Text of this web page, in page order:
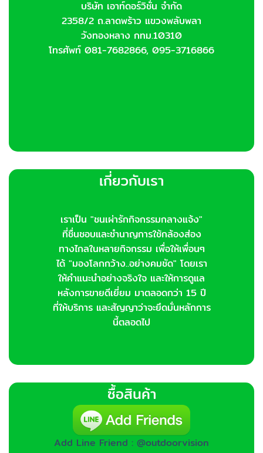
บริษัท เอาท์ดอร์วิชั่น จำกัด
2358/2 ถ.ลาดพร้าว แขวงพลับพลา
วังทองหลาง กทม.10310
โทรศัพท์ 081-7682866, 095-3716866
เกี่ยวกับเรา
เราเป็น "ชนเผ่ารักกิจกรรมกลางแจ้ง"
ที่ชื่นชอบและชำนาญการใช้กล้องส่อง
ทางไกลในหลายกิจกรรม เพื่อให้เพื่อนๆ
ได้ "มองโลกกว้าง..อย่างคมชัด" โดยเรา
ให้คำแนะนำอย่างจริงใจ และให้การดูแล
หลังการขายดีเยี่ยม มาตลอดกว่า 15 ปี
ที่ให้บริการ และสัญญาว่าจะยึดมั่นหลักการ
นี้ตลอดไป
ซื้อสินค้า
Add Line Friend : @outdoorvision